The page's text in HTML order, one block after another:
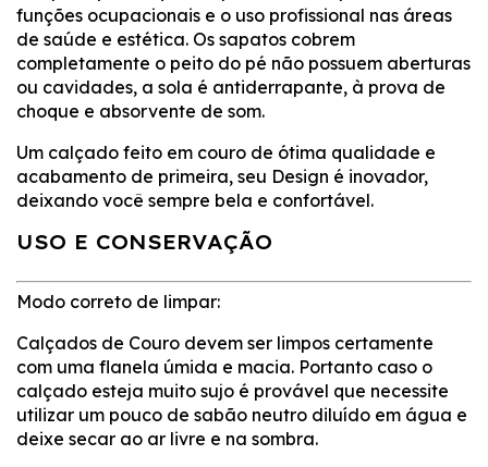
funções ocupacionais e o uso profissional nas áreas
de saúde e estética. Os sapatos cobrem
completamente o peito do pé não possuem aberturas
ou cavidades, a sola é antiderrapante, à prova de
choque e absorvente de som.
Um calçado feito em couro de ótima qualidade e
acabamento de primeira, seu Design é inovador,
deixando você sempre bela e confortável.
USO E CONSERVAÇÃO
Modo correto de limpar:
Calçados de Couro devem ser limpos certamente
com uma flanela úmida e macia. Portanto caso o
calçado esteja muito sujo é provável que necessite
utilizar um pouco de sabão neutro diluído em água e
deixe secar ao ar livre e na sombra.